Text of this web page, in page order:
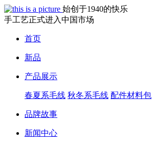
始创于1940的快乐
手工艺正式进入中国市场
首页
新品
产品展示
春夏系毛线 秋冬系毛线 配件材料包
品牌故事
新闻中心